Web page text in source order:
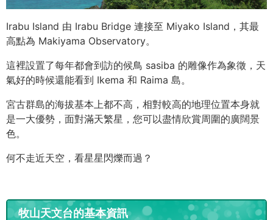
Irabu Island 由 Irabu Bridge 連接至 Miyako Island，其最
高點為 Makiyama Observatory。
這裡設置了每年都會到訪的候鳥 sasiba 的雕像作為象徵，天
氣好的時候還能看到 Ikema 和 Raima 島。
宮古群島的海拔基本上都不高，相對較高的地理位置本身就
是一大優勢，面對滿天繁星，您可以盡情欣賞周圍的廣闊景
色。
何不走近天空，看星星閃爍而過？
牧山天文台的基本資訊